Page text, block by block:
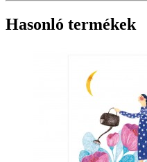
Hasonló termékek